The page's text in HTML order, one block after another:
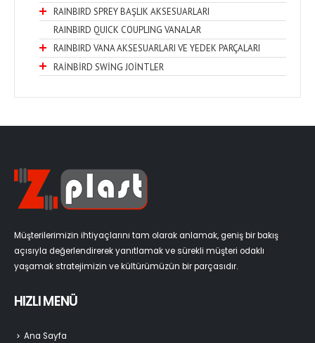
RAINBIRD SPREY BAŞLIK AKSESUARLARI
RAINBIRD QUICK COUPLING VANALAR
RAINBIRD VANA AKSESUARLARI VE YEDEK PARÇALARI
RAİNBİRD SWİNG JOİNTLER
Müşterilerimizin ihtiyaçlarını tam olarak anlamak, geniş bir bakış
açısıyla değerlendirerek yanıtlamak ve sürekli müşteri odaklı
yaşamak stratejimizin ve kültürümüzün bir parçasıdır.
HIZLI MENÜ
Ana Sayfa